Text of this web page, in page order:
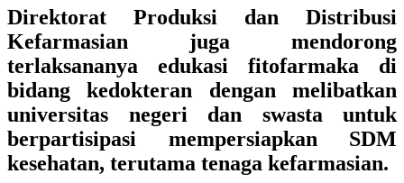
Direktorat Produksi dan Distribusi
Kefarmasian juga mendorong
terlaksananya edukasi fitofarmaka di
bidang kedokteran dengan melibatkan
universitas negeri dan swasta untuk
berpartisipasi mempersiapkan SDM
kesehatan, terutama tenaga kefarmasian.